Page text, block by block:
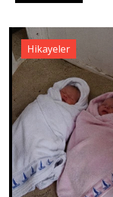
Hikayeler